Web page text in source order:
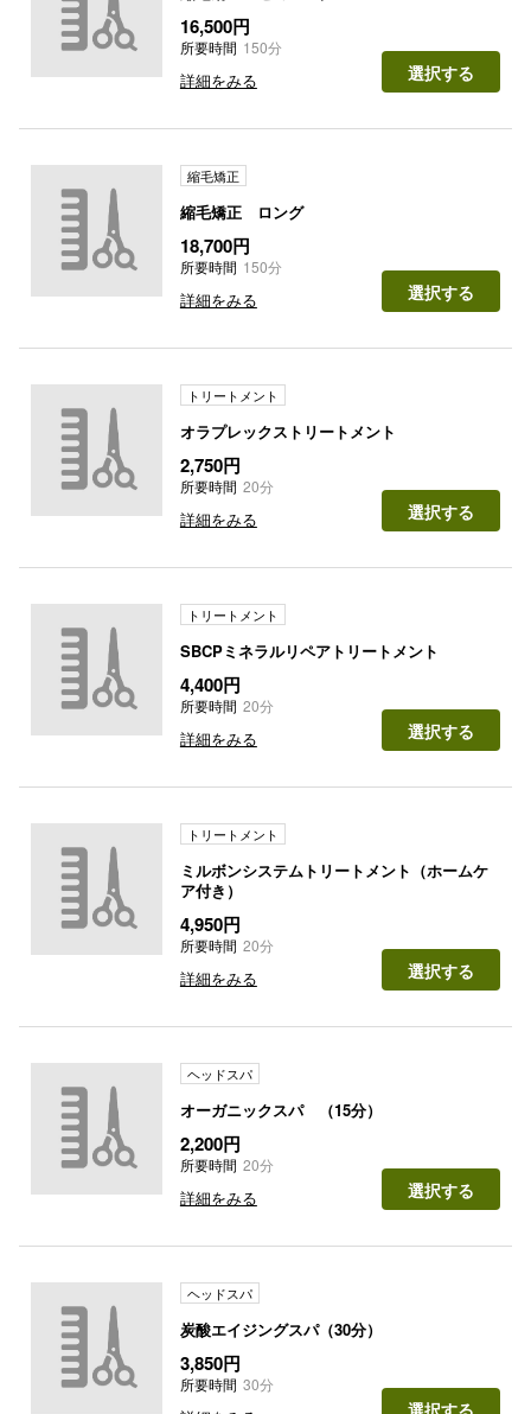
16,500円
所要時間 150分
詳細をみる 選択する
縮毛矯正
縮毛矯正 ロング
18,700円
所要時間 150分
詳細をみる 選択する
トリートメント
オラプレックストリートメント
2,750円
所要時間 20分
詳細をみる 選択する
トリートメント
SBCPミネラルリペアトリートメント
4,400円
所要時間 20分
詳細をみる 選択する
トリートメント
ミルボンシステムトリートメント（ホームケ
ア付き）
4,950円
所要時間 20分
詳細をみる 選択する
ヘッドスパ
オーガニックスパ （15分）
2,200円
所要時間 20分
詳細をみる 選択する
ヘッドスパ
炭酸エイジングスパ（30分）
3,850円
所要時間 30分
選択する